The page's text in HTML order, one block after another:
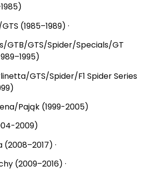
(1985–1989) ·
GTB/GTS/Spider/Specials/GT
GTS/Spider/F1 Spider Series
Pająk (1999-2005)
2009)
·
(2009–2016) ·